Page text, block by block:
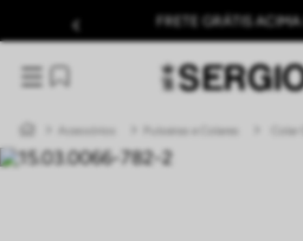
FRETE GRÁTIS
Acessórios Pulseiras e Colares